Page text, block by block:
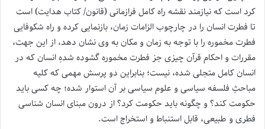
کرد است که نیازمند نقشه راه کامل فرازمانی (قانون/ کتاب هدایت) است
تا فطرت انسان را در چارچوب الزامات زمان، باز‌نمایی کرده و راه شکوفایی
فطرت مخموره را با توجه به زمان و مکان به وی نشان دهد، از این جهت،
مقررات و احکام قرآن چیزی جز فطرت مخموره گشوده شدهِ انسان که در
انسان کامل متجلی شده، نیست؛ بنابراین دو پرسش مهمی که کلیه
مباحثِ فلسفه سیاسی و علوم سیاسی بر آن استوار شده؛ چه کسی باید
حکومت کند؟ و چگونه باید حکومت کرد؟ از درون مبنای انسان شناسی
فطری و طبیعی، قابل استنباط و استخراج است.